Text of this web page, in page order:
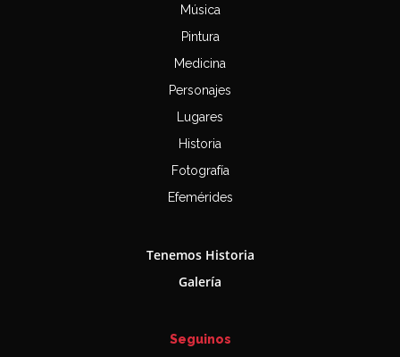
Música
Pintura
Medicina
Personajes
Lugares
Historia
Fotografía
Efemérides
Tenemos Historia
Galería
Seguinos